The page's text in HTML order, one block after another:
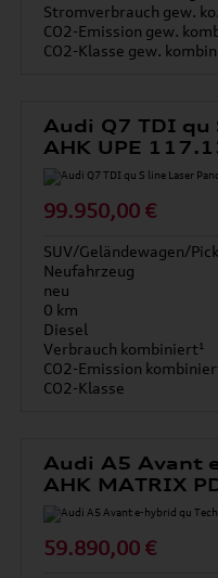
Audi Q7 TDI qu
AHK UPE
99.950,00 €
SUV/Geländewagen/
Neufahrzeug
neu
0 km
Diesel
Verbrauch kombiniert¹
CO2-Emission
CO2-Klasse
Audi A5 Avant
AHK MATRIX
59.890,00 €